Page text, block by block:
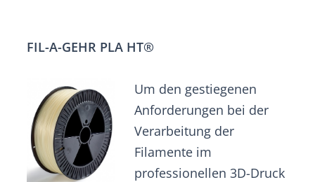
FIL-A-GEHR PLA HT®
Um den gestiegenen
Anforderungen bei der
Verarbeitung der
Filamente im
professionellen 3D-Druck